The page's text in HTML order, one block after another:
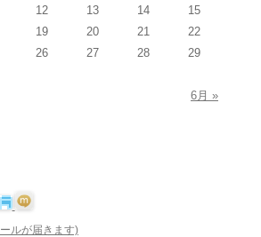
12 13 14
15
19 20 21
22
26 27 28
29
6月 »
ルが届きます)